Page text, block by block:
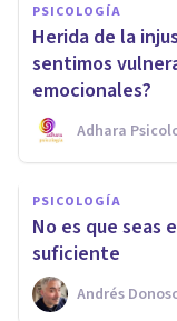
PSICOLOGÍA
Herida de la
sentimos
emocionales?
Adhara
PSICOLOGÍA
No es que seas
suficiente
Andrés